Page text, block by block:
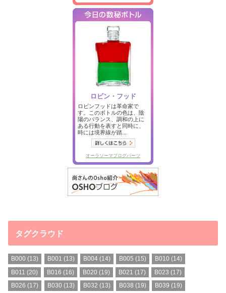
タグクラウド
B000 (13) B001 (13) B004(14) B005 (15) B010 (14)
B011 (20) B016 (16) B020 (19) B021 (17) B023 (17)
B026 (17) B030 (13) B032 (13) B038 (19) B039 (19)